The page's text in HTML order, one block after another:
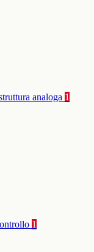
analoga 1
1